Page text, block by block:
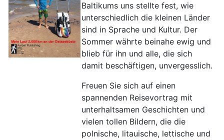
Baltikums uns stellte fest, wie
unterschiedlich die kleinen Länder
sind in Sprache und Kultur. Der
Sommer währte beinahe ewig und
blieb für ihn und alle, die sich
damit beschäftigen, unvergesslich.
Freuen Sie sich auf einen
spannenden Reisevortrag mit
unterhaltsamen Geschichten und
vielen tollen Bildern, die die
polnische, litauische, lettische und